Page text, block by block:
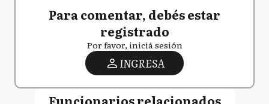
Para comentar, debés estar
registrado
Por favor, iniciá sesión
INGRESA
Funcionarios relacionados